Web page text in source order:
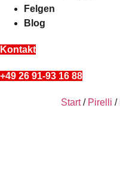
Felgen
Blog
Kontakt
+49 26 91-93 16 88
Start/ Pirelli /